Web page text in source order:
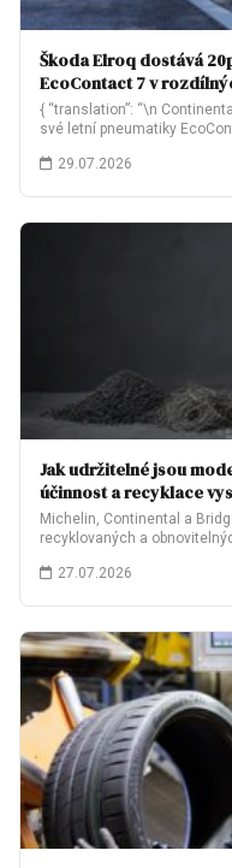
Škoda Elroq dostává
EcoContact 7 v
{ “translation”: “\n
své letní pneumatiky
29.07.2026
Jak udržitelné jsou
účinnost a recyklace
Michelin, Continental a
recyklovaných a
27.07.2026